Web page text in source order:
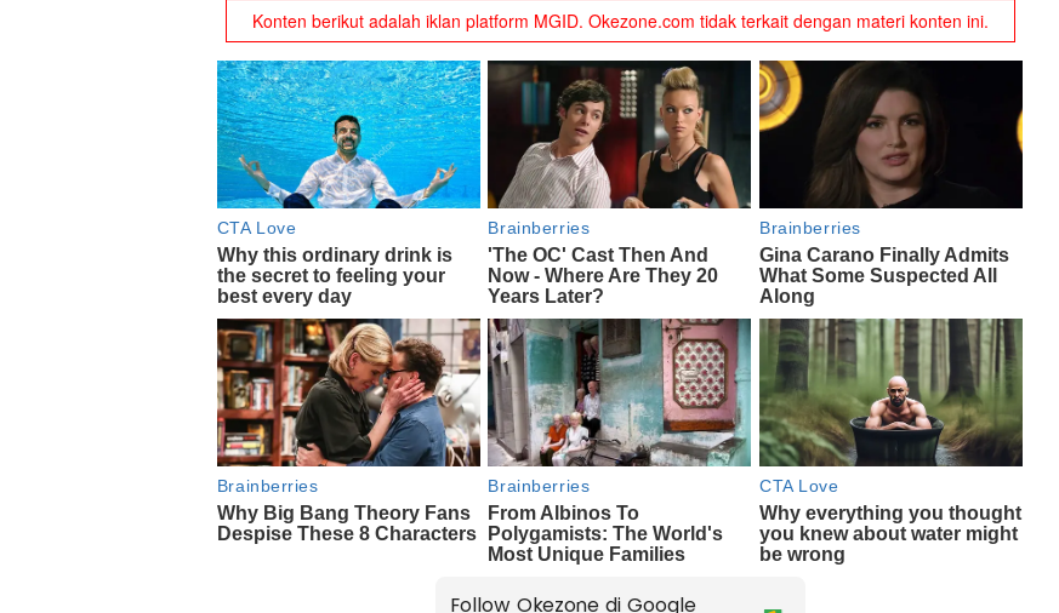
Follow Okezone di Google